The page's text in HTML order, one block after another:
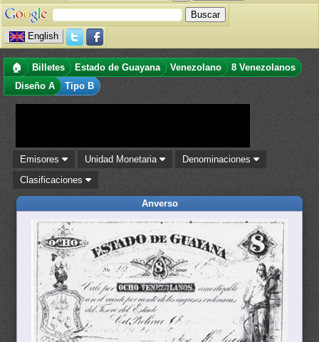
English
🏠 Billetes Estado de Guayana Venezolano
8 Venezolanos
Diseño A
Tipo B
Emisores Unidad Monetaria
Denominaciones
Clasificaciones
Anverso